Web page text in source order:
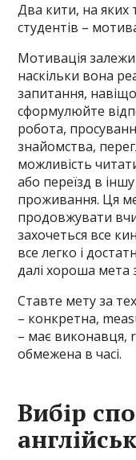
Два кити, на яких
студентів –
Мотивація
наскільки вона
запитання,
сформулюйте
робота,
знайомства,
можливість
або переїзд в
проживання. Ця
продовжувати
захочеться все
все легко і
далі хороша мета
Ставте мету за
– конкретна,
– має виконавця,
обмежена в часі.
Вибір